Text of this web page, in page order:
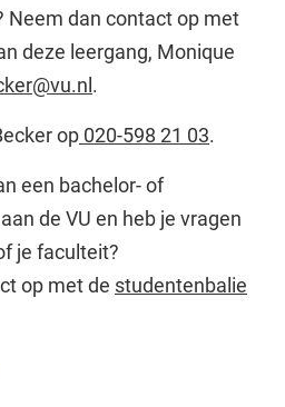
Neem dan contact op met
deze leergang, Monique
.
op 020-598 21 03.
een bachelor- of
de VU en heb je vragen
je faculteit?
op met de studentenbalie